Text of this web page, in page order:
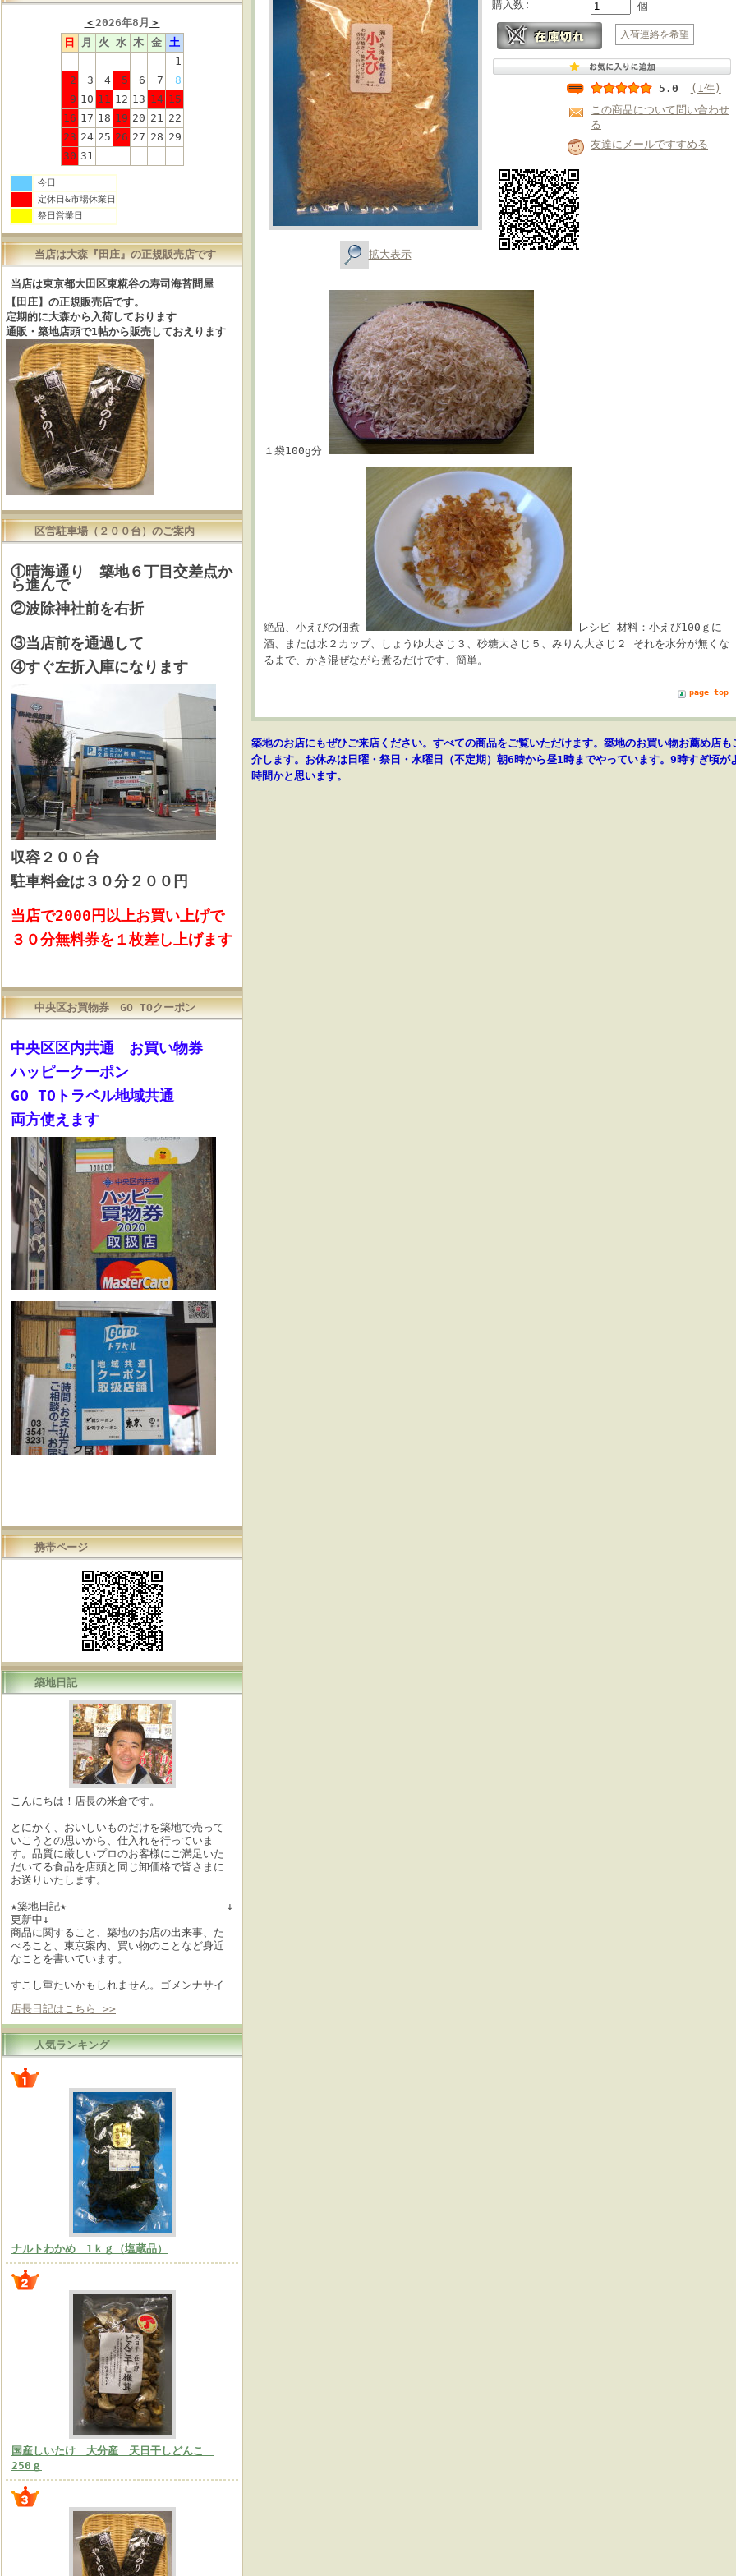
＜2026年8月 ＞
日
月 火 水 木 金
土
1
2
3 4 5 6 7
8
9 10 11 12 13 14 15
16 17 18 19 20 21 22
23 24 25 26 27 28 29
30 31
今日
定休日&市場休業日
祭日営業日
当店は大森『田庄』の正規販売店です
当店は東京都大田区東糀谷の寿司海苔問屋
【田庄】の正規販売店です。
定期的に大森から入荷しております
通販・築地店頭で1帖から販売しておえります
区営駐車場（２００台）のご案内
①晴海通り 築地６丁目交差点か
ら進んで
②波除神社前を右折
③当店前を通過して
④すぐ左折入庫になります
収容２００台
駐車料金は３０分２００円
当店で2000円以上お買い上げで
３０分無料券を１枚差し上げます
中央区お買物券 GO TOクーポン
中央区区内共通 お買い物券
ハッピークーポン
GO TOトラベル地域共通
両方使えます
携帯ページ
築地日記
こんにちは！店長の米倉です。
とにかく、おいしいものだけを築地で売って
いこうとの思いから、仕入れを行っていま
す。品質に厳しいプロのお客様にご満足いた
だいてる食品を店頭と同じ卸価格で皆さまに
お送りいたします。
★築地日記★ ↓
更新中↓
商品に関すること、築地のお店の出来事、た
べること、東京案内、買い物のことなど身近
なことを書いています。
すこし重たいかもしれません。ゴメンナサイ
店長日記はこちら >>
人気ランキング
ナルトわかめ 1ｋｇ（塩蔵品）
国産しいたけ 大分産 天日干しどんこ
250ｇ
拡大表示
購入数: 個
入荷連絡を希望
5.0
(1件)
この商品について問い合わせ
る
友達にメールですすめる
１袋100g分
絶品、小えびの佃煮
レシピ 材料：小えび100ｇに
酒、または水２カップ、しょうゆ大さじ３、砂糖大さじ５、みりん大さじ２ それを水分が無くな
るまで、かき混ぜながら煮るだけです、簡単。
page top
築地のお店にもぜひご来店ください。すべての商品をご覧いただけます。築地のお買い物お薦め店も
介します。お休みは日曜・祭日・水曜日（不定期）朝6時から昼1時までやっています。9時すぎ頃が
時間かと思います。